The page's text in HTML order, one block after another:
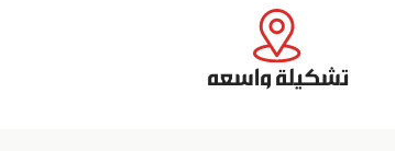
تشكيلة واسعه